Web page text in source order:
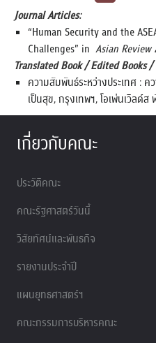
Journal Articles:
“Human Security and the
Challenges” in Asian Review
Translated Book / Edited Books
ความสัมพันธ์ระหว่างประเทศ :
เป็นสุข, กรุงเทพฯ, โอเพ่นเวิลด์ส
เกี่ยวกับคณะ
ประวัติคณะ
คณะรัฐศาสตร์วันนี้
วิสัยทัศน์และพันธกิจ
รายงานประจำปี
แผนยุทธศาสตร์ฯ
คณะกรรมการบริหารคณะ